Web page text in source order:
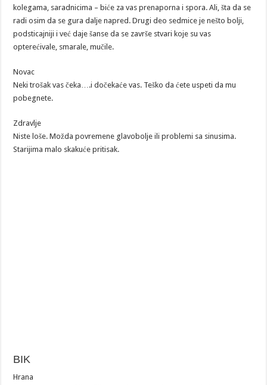
kolegama, saradnicima – biće za vas prenaporna i spora. Ali, šta da se
radi osim da se gura dalje napred. Drugi deo sedmice je nešto bolji,
podsticajniji i već daje šanse da se završe stvari koje su vas
opterećivale, smarale, mučile.
Novac
Neki trošak vas čeka….i dočekaće vas. Teško da ćete uspeti da mu
pobegnete.
Zdravlje
Niste loše. Možda povremene glavobolje ili problemi sa sinusima.
Starijima malo skakuće pritisak.
BIK
Hrana